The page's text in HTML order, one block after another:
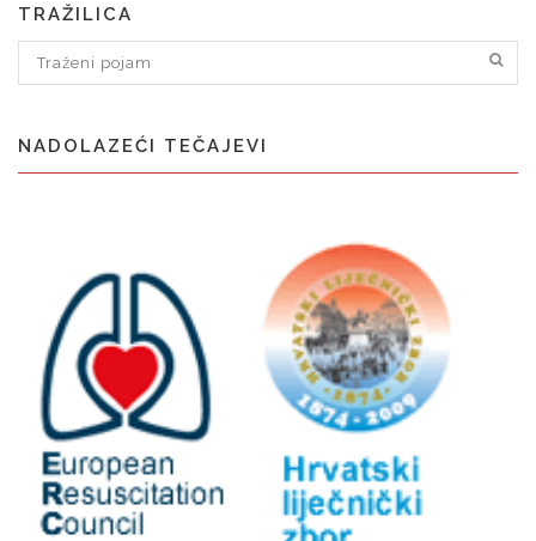
TRAŽILICA
NADOLAZEĆI TEČAJEVI